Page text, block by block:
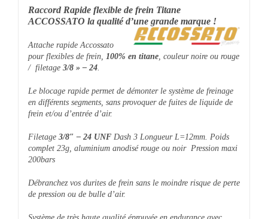
Raccord Rapide flexible de frein Titane
ACCOSSATO la qualité d’une grande marque !
Attache rapide Accossato
pour flexibles de frein, 100% en titane
, couleur noire ou rouge
/ filetage 3/8 » – 24.
Le blocage rapide permet de démonter le système de freinage
en différents segments, sans provoquer de fuites de liquide de
frein et/ou d’entrée d’air.
Filetage 3/8″ – 24 UNFDash 3 Longueur L=12mm. Poids
complet 23g, aluminium anodisé rouge ou noir Pression maxi
200bars
Débranchez vos durites de frein sans le moindre risque de perte
de pression ou de bulle d’air.
Système de très haute qualité éprouvée en endurance avec